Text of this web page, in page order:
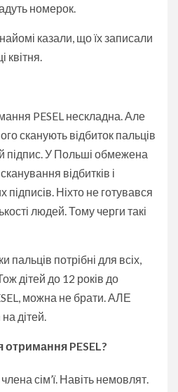
номерок.
казали, що їх записали
квітня.
PESEL нескладна. Але
сканують відбиток пальців
підпис. У Польші обмежена
відбитків і
Ніхто не готувався
людей. Тому черги такі
пальців потрібні для всіх,
дітей до 12 років до
можна не брати. АЛЕ
дітей.
PESEL?
сім’ї. Навіть немовлят.